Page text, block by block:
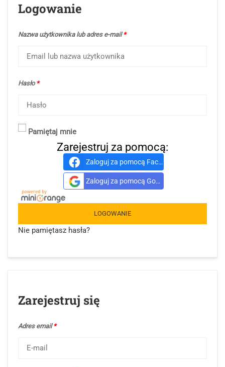
Logowanie
Nazwa użytkownika lub adres e-mail *
Hasło *
Pamiętaj mnie
Zarejestruj za pomocą:
Zaloguj za pomocą Facebook
Zaloguj za pomocą Google
LOGOWANIE
Nie pamiętasz hasła?
Zarejestruj się
Adres email *